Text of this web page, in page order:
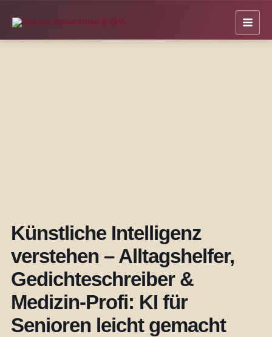
Inhalt
springen
Künstliche Intelligenz
verstehen – Alltagshelfer,
Gedichteschreiber &
Medizin-Profi: KI für
Senioren leicht gemacht